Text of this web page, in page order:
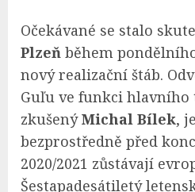
Očekávané se stalo
Plzeň během
nový realizační štáb.
Guľu ve funkci
zkušenýMichal Bílek,
bezprostředně před
2020/2021 zůstávají
Šestapadesátiletý